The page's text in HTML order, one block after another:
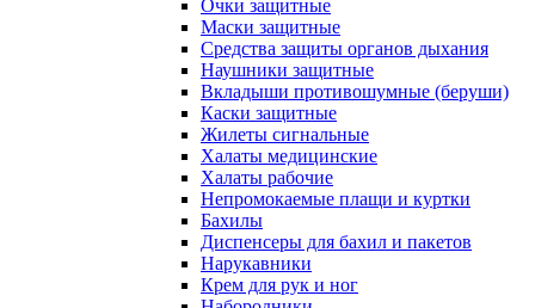
Очки защитные
Маски защитные
Средства защиты органов дыхания
Наушники защитные
Вкладыши противошумные (беруши)
Каски защитные
Жилеты сигнальные
Халаты медицинские
Халаты рабочие
Непромокаемые плащи и куртки
Бахилы
Диспенсеры для бахил и пакетов
Нарукавники
Крем для рук и ног